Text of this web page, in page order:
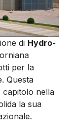
di Hydro-
per la
Questa
capitolo nella
la sua